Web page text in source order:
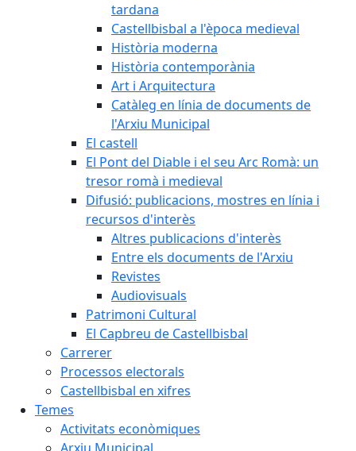
tardana
Castellbisbal a l'època medieval
Història moderna
Història contemporània
Art i Arquitectura
Catàleg en línia de documents de
l'Arxiu Municipal
El castell
El Pont del Diable i el seu Arc Romà: un
tresor romà i medieval
Difusió: publicacions, mostres en línia i
recursos d'interès
Altres publicacions d'interès
Entre els documents de l'Arxiu
Revistes
Audiovisuals
Patrimoni Cultural
El Capbreu de Castellbisbal
Carrerer
Processos electorals
Castellbisbal en xifres
Temes
Activitats econòmiques